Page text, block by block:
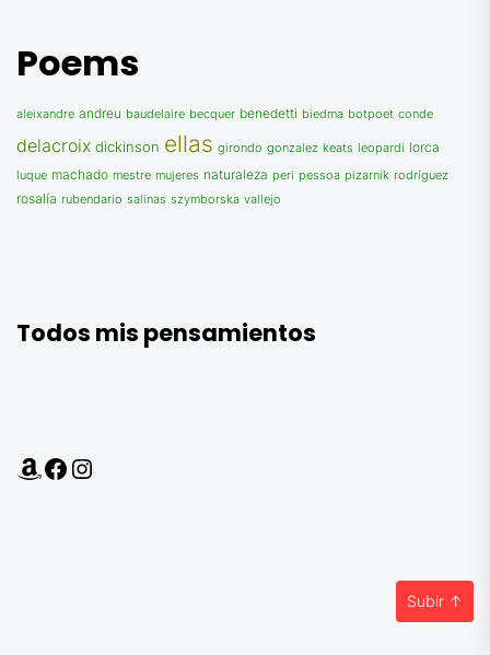
Poems
aleixandre andreu baudelaire becquer benedetti biedma botpoet conde
delacroix dickinson ellas girondo gonzalez keats leopardi lorca
luque machado mestre mujeres naturaleza peri pessoa pizarnik rodríguez
rosalía rubendario salinas szymborska vallejo
Todos mis pensamientos
Amazon
Facebook
Instagram
Subir ↑